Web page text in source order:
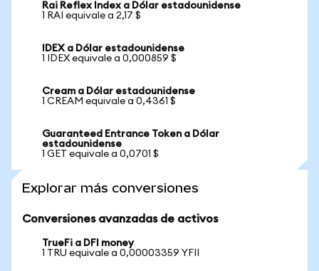
Rai Reflex Index a Dólar estadounidense
1 RAI equivale a 2,17 $
IDEX a Dólar estadounidense
1 IDEX equivale a 0,000859 $
Cream a Dólar estadounidense
1 CREAM equivale a 0,4361 $
Guaranteed Entrance Token a Dólar
estadounidense
1 GET equivale a 0,0701 $
Explorar más conversiones
Conversiones avanzadas de activos
TrueFi a DFI money
1 TRU equivale a 0,00003359 YFII